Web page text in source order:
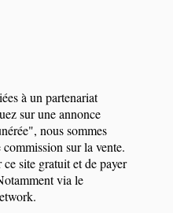
à un partenariat
sur une annonce
nous sommes
sur la vente.
site gratuit et de payer
via le